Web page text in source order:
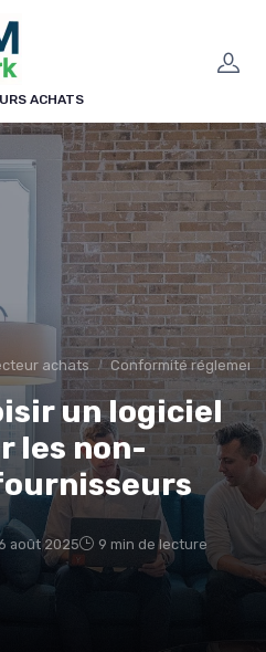
ACHATS
achats Conformité
un logiciel
les non-
août 2025 9 min de lecture